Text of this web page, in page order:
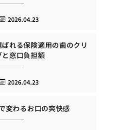
2026.04.23
れる保険適用の歯のクリ
窓口負担額
2026.04.23
変わるお口の爽快感